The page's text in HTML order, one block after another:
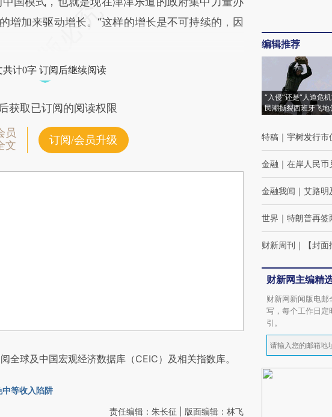
增加来驱动增长。“这样的增长是不可持续的，因
共计0字 订阅后继续阅读
获取已订阅的阅读权限
员
文
订阅/会员升级
阅全球及中国宏观经济数据库（CEIC）及相关指数库。
中等收入陷阱
责任编辑：朱长征 | 版面编辑：林飞
编辑推荐
“入侵”还是“人道危
民潮撕裂西班牙飞地
特稿 ｜ 宇树发行市
金融 ｜ 在岸人民币
金融我闻 ｜ 艾路明
世界 ｜ 特朗普再签
财新周刊 ｜ 【封
财新网主编精
财新网新闻版电
写，每个工作日定
引。